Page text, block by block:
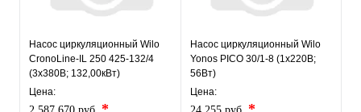
Насос циркуляционный Wilo
CronoLine-IL 250 425-132/4
(3х380В; 132,00кВт)
Цена:
*
Насос циркуляционный Wilo
Yonos PICO 30/1-8 (1х220В;
56Вт)
Цена:
*